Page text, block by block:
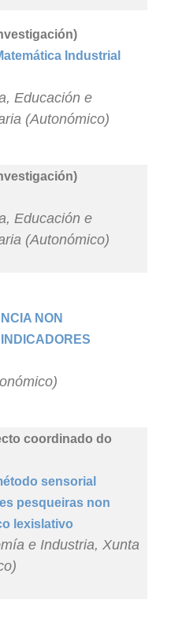
Industrial
Educación e
(Autonómico)
Educación e
(Autonómico)
NON
coordinado do
sensorial
pesqueiras non
lexislativo
e Industria, Xunta